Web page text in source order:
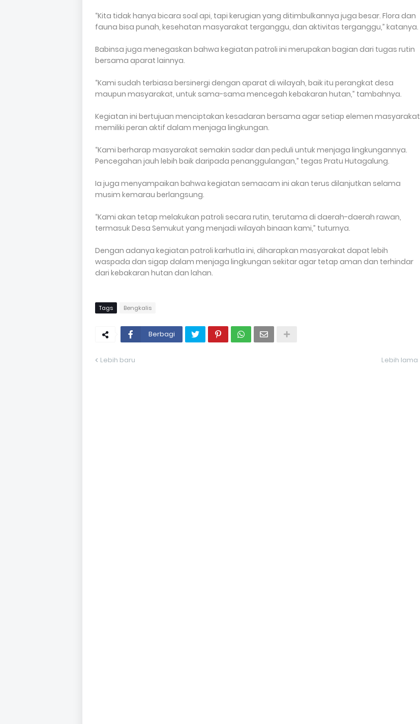
“Kita tidak hanya bicara soal api, tapi kerugian yang ditimbulkannya juga besar. Flora dan
fauna bisa punah, kesehatan masyarakat terganggu, dan aktivitas terganggu,” katanya.
Babinsa juga menegaskan bahwa kegiatan patroli ini merupakan bagian dari tugas rutin
bersama aparat lainnya.
“Kami sudah terbiasa bersinergi dengan aparat di wilayah, baik itu perangkat desa
maupun masyarakat, untuk sama-sama mencegah kebakaran hutan,” tambahnya.
Kegiatan ini bertujuan menciptakan kesadaran bersama agar setiap elemen masyarakat
memiliki peran aktif dalam menjaga lingkungan.
“Kami berharap masyarakat semakin sadar dan peduli untuk menjaga lingkungannya.
Pencegahan jauh lebih baik daripada penanggulangan,” tegas Pratu Hutagalung.
Ia juga menyampaikan bahwa kegiatan semacam ini akan terus dilanjutkan selama
musim kemarau berlangsung.
“Kami akan tetap melakukan patroli secara rutin, terutama di daerah-daerah rawan,
termasuk Desa Semukut yang menjadi wilayah binaan kami,” tuturnya.
Dengan adanya kegiatan patroli karhutla ini, diharapkan masyarakat dapat lebih
waspada dan sigap dalam menjaga lingkungan sekitar agar tetap aman dan terhindar
dari kebakaran hutan dan lahan.
Tags Bengkalis
Berbagi
Lebih baru Lebih lama